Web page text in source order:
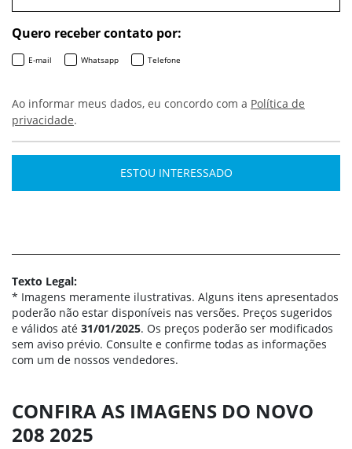
Quero receber contato por:
E-mail Whatsapp Telefone
Ao informar meus dados, eu concordo com a Política de
privacidade.
ESTOU INTERESSADO
Texto Legal:
* Imagens meramente ilustrativas. Alguns itens apresentados
poderão não estar disponíveis nas versões. Preços sugeridos
e válidos até 31/01/2025. Os preços poderão ser modificados
sem aviso prévio. Consulte e confirme todas as informações
com um de nossos vendedores.
CONFIRA AS IMAGENS DO NOVO
208 2025